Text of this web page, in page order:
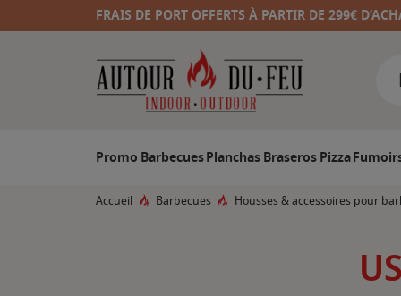
FRAIS DE PORT OFFERTS À PARTIR DE 299€
Promo BarbecuesPlanchasBraserosPizza
Accueil Barbecues Housses & accessoires pour